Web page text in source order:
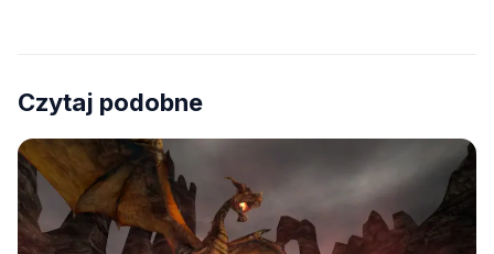
Czytaj podobne